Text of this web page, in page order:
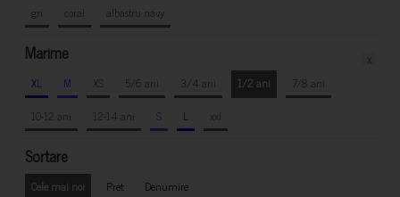
gri
coral albastru navy
Marime
XL M XS 5/6 ani 3/4 ani 1/2 ani
7/8 ani
10-12 ani
12-14 ani S L xxl
Sortare
Cele mai noi Pret Denumire